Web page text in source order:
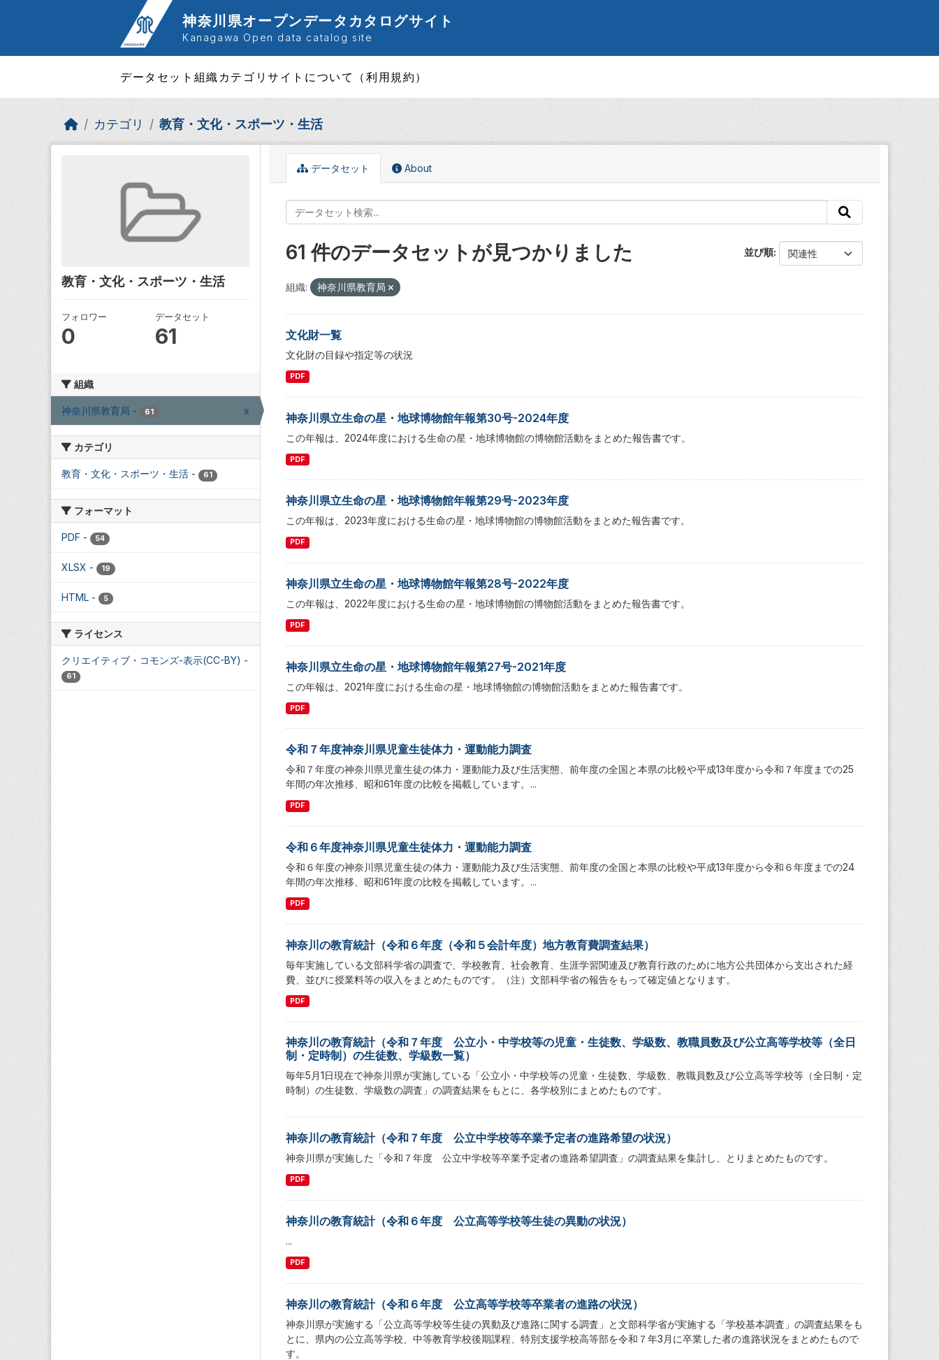
神奈川県オープンデータカタログサイト
Kanagawa Open data catalog site
データセット 組織 カテゴリサイトについて（利用規約）
カテゴリ 教育・文化・スポーツ・生活
教育・文化・スポーツ・生活
フォロワー
0
データセット
61
組織
神奈川県教育局 - 61 x
カテゴリ
教育・文化・スポーツ・生活 - 61
フォーマット
PDF - 54
XLSX - 19
HTML - 5
ライセンス
クリエイティブ・コモンズ-表示(CC-BY) -
61
データセット About
並び順
61 件のデータセットが見つかりました
組織: 神奈川県教育局
文化財一覧
文化財の目録や指定等の状況
PDF
神奈川県立生命の星・地球博物館年報第30号-2024年度
この年報は、2024年度における生命の星・地球博物館の博物館活動をまとめた報告書です。
PDF
神奈川県立生命の星・地球博物館年報第29号-2023年度
この年報は、2023年度における生命の星・地球博物館の博物館活動をまとめた報告書です。
PDF
神奈川県立生命の星・地球博物館年報第28号-2022年度
この年報は、2022年度における生命の星・地球博物館の博物館活動をまとめた報告書です。
PDF
神奈川県立生命の星・地球博物館年報第27号-2021年度
この年報は、2021年度における生命の星・地球博物館の博物館活動をまとめた報告書です。
PDF
令和７年度神奈川県児童生徒体力・運動能力調査
令和７年度の神奈川県児童生徒の体力・運動能力及び生活実態、前年度の全国と本県の比較や平成13年度から令和７年度までの25
年間の年次推移、昭和61年度の比較を掲載しています。...
PDF
令和６年度神奈川県児童生徒体力・運動能力調査
令和６年度の神奈川県児童生徒の体力・運動能力及び生活実態、前年度の全国と本県の比較や平成13年度から令和６年度までの24
年間の年次推移、昭和61年度の比較を掲載しています。...
PDF
神奈川の教育統計（令和６年度（令和５会計年度）地方教育費調査結果）
毎年実施している文部科学省の調査で、学校教育、社会教育、生涯学習関連及び教育行政のために地方公共団体から支出された経
費、並びに授業料等の収入をまとめたものです。（注）文部科学省の報告をもって確定値となります。
PDF
神奈川の教育統計（令和７年度 公立小・中学校等の児童・生徒数、学級数、教職員数及び公立高等学校等（全日
制・定時制）の生徒数、学級数一覧）
毎年5月1日現在で神奈川県が実施している「公立小・中学校等の児童・生徒数、学級数、教職員数及び公立高等学校等（全日制・定
時制）の生徒数、学級数の調査」の調査結果をもとに、各学校別にまとめたものです。
神奈川の教育統計（令和７年度 公立中学校等卒業予定者の進路希望の状況）
神奈川県が実施した「令和７年度 公立中学校等卒業予定者の進路希望調査」の調査結果を集計し、とりまとめたものです。
PDF
神奈川の教育統計（令和６年度 公立高等学校等生徒の異動の状況）
...
PDF
神奈川の教育統計（令和６年度 公立高等学校等卒業者の進路の状況）
神奈川県が実施する「公立高等学校等生徒の異動及び進路に関する調査」と文部科学省が実施する「学校基本調査」の調査結果をも
とに、県内の公立高等学校、中等教育学校後期課程、特別支援学校高等部を令和７年3月に卒業した者の進路状況をまとめたもので
す。